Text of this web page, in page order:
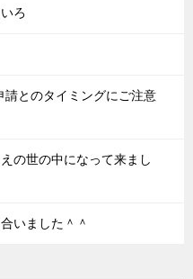
ろ
とのタイミングにご注意
の世の中になって来まし
いました＾＾